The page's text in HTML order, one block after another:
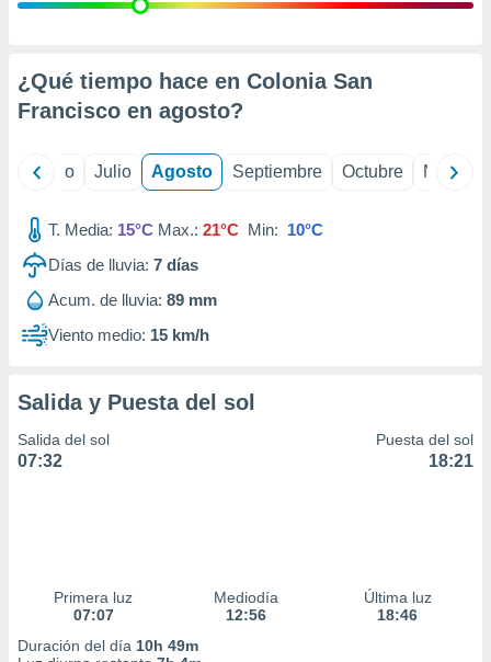
e
mediante
publicidad
de
1199
¿Qué tiempo hace en Colonia San
Francisco en agosto?
Junio Julio Agosto Septiembre Octubre
T. Media: 15°C Max.: 21°C Min: 10°C
Días de lluvia: 7 días
Acum. de lluvia: 89 mm
Viento medio: 15 km/h
Salida y Puesta del sol
Salida del sol
07:32
Puesta del sol
18:21
Primera luz
07:07
Mediodía
12:56
Última luz
18:46
Duración del día 10h 49m